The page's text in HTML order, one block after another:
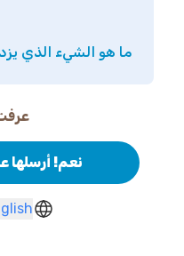
ما هو الشيء الذي
نعم! أرسلها